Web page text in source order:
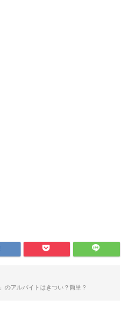
のアルバイトはきつい？簡単？